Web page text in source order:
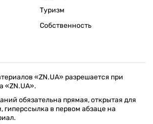
Туризм
Собственность
«ZN.UA» разрешается при
«ZN.UA».
обязательна прямая, открытая для
гиперссылка в первом абзаце на